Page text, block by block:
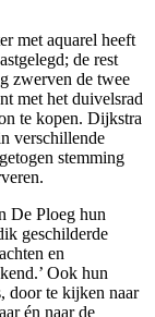
met aquarel heeft
de rest
zwerven de twee
met het duivelsrad
te kopen. Dijkstra
verschillende
stemming
De Ploeg hun
geschilderde
en
Ook hun
door te kijken naar
én naar de